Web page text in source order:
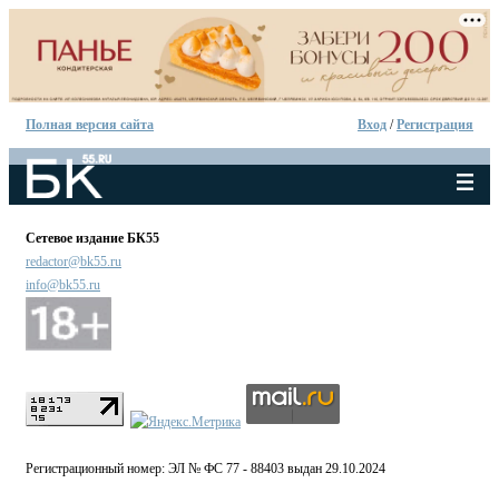
Полная версия сайта Вход /Регистрация
Сетевое издание БК55
redactor@bk55.ru
info@bk55.ru
Регистрационный номер: ЭЛ № ФС 77 - 88403 выдан 29.10.2024